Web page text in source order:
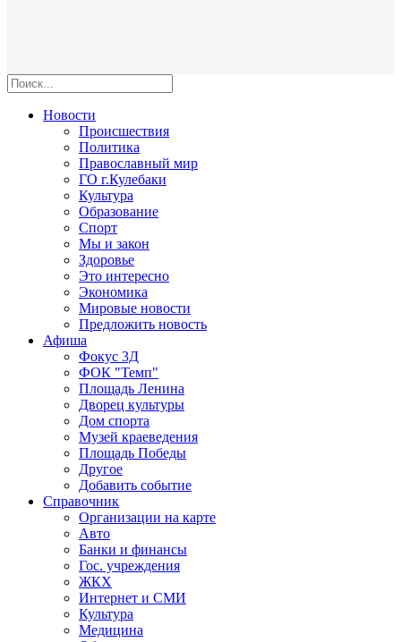
Новости
Происшествия
Политика
Православный мир
ГО г.Кулебаки
Культура
Образование
Спорт
Мы и закон
Здоровье
Это интересно
Экономика
Мировые новости
Предложить новость
Афиша
Фокус 3Д
ФОК "Темп"
Площадь Ленина
Дворец культуры
Дом спорта
Музей краеведения
Площадь Победы
Другое
Добавить событие
Справочник
Организации на карте
Авто
Банки и финансы
Гос. учреждения
ЖКХ
Интернет и СМИ
Культура
Медицина